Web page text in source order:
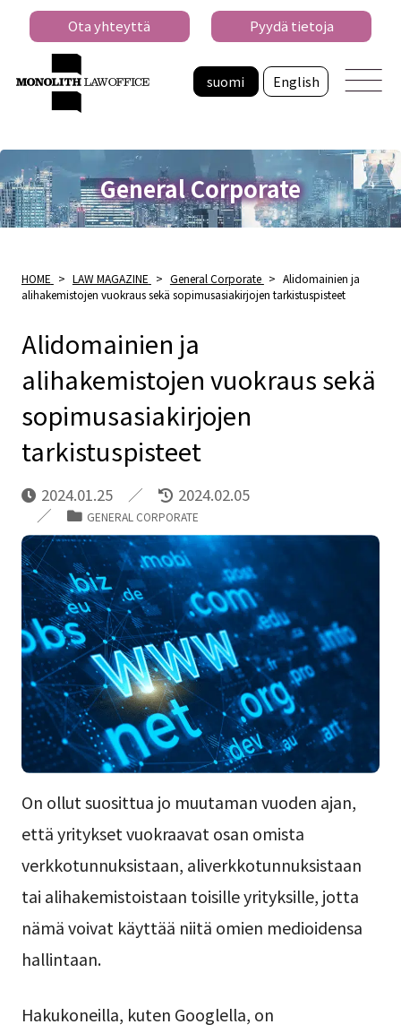
suomi English
Ota yhteyttä Pyydä tietoja
General Corporate
HOME > LAW MAGAZINE > General Corporate > Alidomainien ja
alihakemistojen vuokraus sekä sopimusasiakirjojen tarkistuspisteet
Alidomainien ja
alihakemistojen vuokraus sekä
sopimusasiakirjojen
tarkistuspisteet
2024.01.25 2024.02.05
GENERAL CORPORATE
On ollut suosittua jo muutaman vuoden ajan,
että yritykset vuokraavat osan omista
verkkotunnuksistaan, aliverkkotunnuksistaan
tai alihakemistoistaan toisille yrityksille, jotta
nämä voivat käyttää niitä omien medioidensa
hallintaan.
Hakukoneilla, kuten Googlella, on